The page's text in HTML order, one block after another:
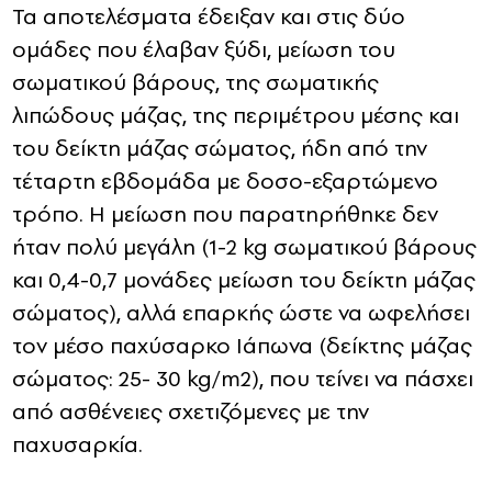
Τα αποτελέσματα έδειξαν και στις δύο
ομάδες που έλαβαν ξύδι, μείωση του
σωματικού βάρους, της σωματικής
λιπώδους μάζας, της περιμέτρου μέσης και
του δείκτη μάζας σώματος, ήδη από την
τέταρτη εβδομάδα με δοσο-εξαρτώμενο
τρόπο. Η μείωση που παρατηρήθηκε δεν
ήταν πολύ μεγάλη (1-2 kg σωματικού βάρους
και 0,4-0,7 μονάδες μείωση του δείκτη μάζας
σώματος), αλλά επαρκής ώστε να ωφελήσει
τον μέσο παχύσαρκο Ιάπωνα (δείκτης μάζας
σώματος: 25- 30 kg/m2), που τείνει να πάσχει
από ασθένειες σχετιζόμενες με την
παχυσαρκία.